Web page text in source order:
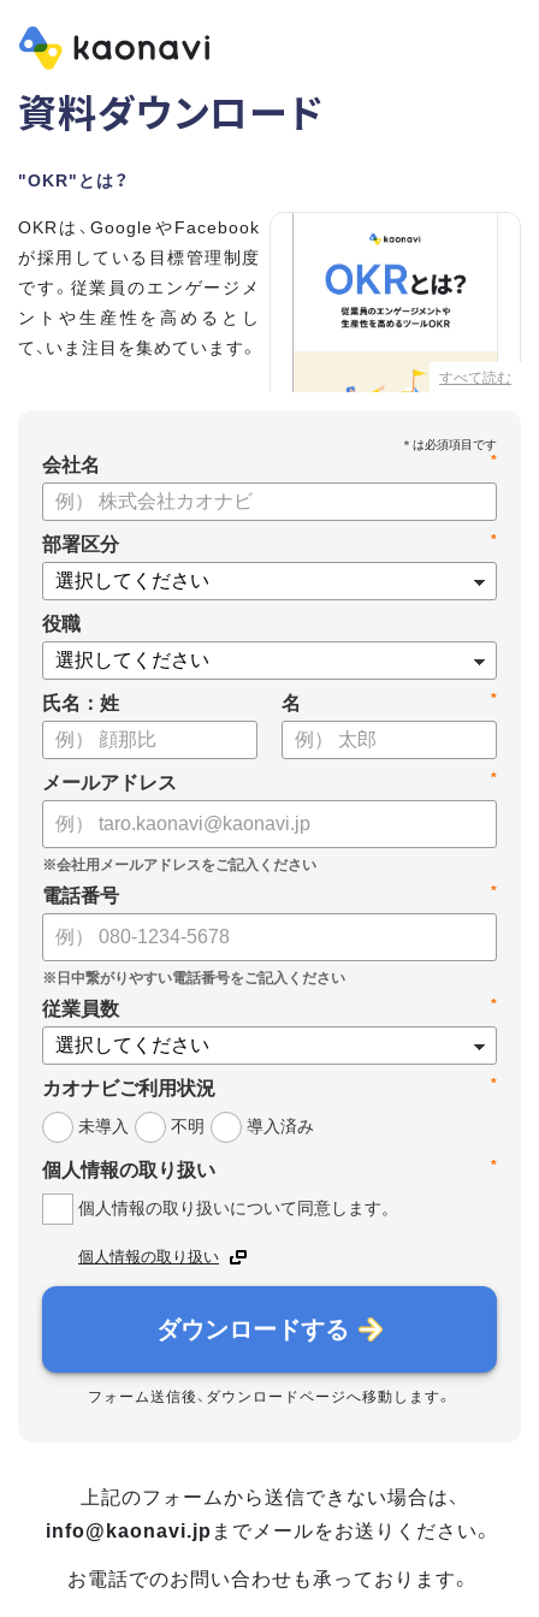
資料ダウンロード
"OKR"とは？
すべて読む
OKRは、GoogleやFacebook
が採用している目標管理制度
です。従業員のエンゲージメ
ントや生産性を高めるとし
て、いま注目を集めています。
・OKRと従来の目標管理制度
との違い
・OKRを導入、運用するにはどうすればいいのか
・OKRの運用を助けるツール
についてまとめましたので、ぜひお役立てください。
*
会社名
*
部署区分
役職
氏名：姓 *
名
*
メールアドレス
*
電話番号
*
従業員数
*
カオナビご利用状況
未導入
不明 導入済み
*
個人情報の取り扱い
個人情報の取り扱いについて同意します。
個人情報の取り扱い
ダウンロードする
フォーム送信後、ダウンロードページへ移動します。
上記のフォームから送信できない場合は、
info@kaonavi.jp までメールをお送りください。
お電話でのお問い合わせも承っております。